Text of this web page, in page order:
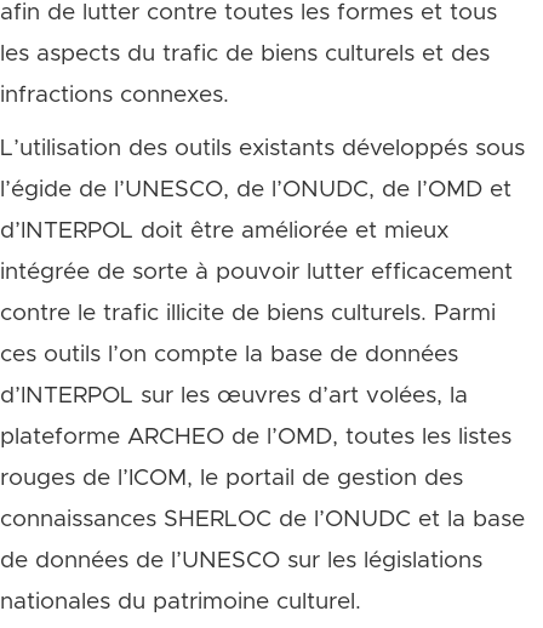
afin de lutter contre toutes les formes et tous
les aspects du trafic de biens culturels et des
infractions connexes.
L’utilisation des outils existants développés sous
l’égide de l’UNESCO, de l’ONUDC, de l’OMD et
d’INTERPOL doit être améliorée et mieux
intégrée de sorte à pouvoir lutter efficacement
contre le trafic illicite de biens culturels. Parmi
ces outils l’on compte la base de données
d’INTERPOL sur les œuvres d’art volées, la
plateforme ARCHEO de l’OMD, toutes les listes
rouges de l’ICOM, le portail de gestion des
connaissances SHERLOC de l’ONUDC et la base
de données de l’UNESCO sur les législations
nationales du patrimoine culturel.